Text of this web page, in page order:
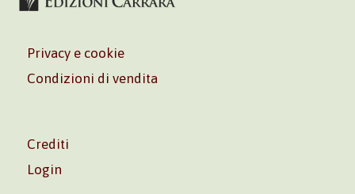
Privacy e cookie
Condizioni di vendita
Crediti
Login